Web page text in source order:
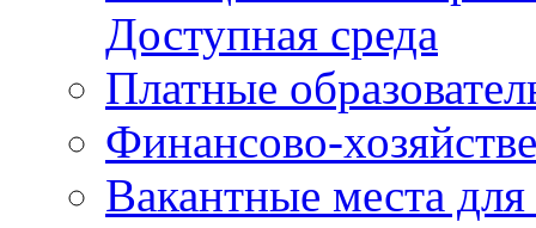
Доступная среда
Платные
Финансово-
Вакантные места